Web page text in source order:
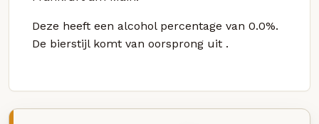
Deze heeft een alcohol percentage van 0.0%.
De bierstijl komt van oorsprong uit .